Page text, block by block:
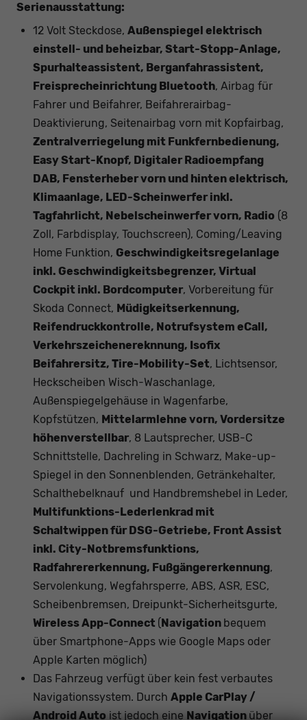
Serienausstattung:
12 Volt Steckdose, Außenspiegel elektrisch
einstell- und beheizbar, Start-Stopp-Anlage,
Spurhalteassistent, Berganfahrassistent,
Freisprecheinrichtung Bluetooth, Airbag für
Fahrer und Beifahrer, Beifahrerairbag-
Deaktivierung, Seitenairbag vorn mit Kopfairbag,
Zentralverriegelung mit Funkfernbedienung,
Easy Start-Knopf, Digitaler Radioempfang
DAB, Fensterheber vorn und hinten elektrisch,
Klimaanlage, LED-Scheinwerfer inkl.
Tagfahrlicht, Nebelscheinwerfer vorn, Radio (8
Zoll, Farbdisplay, Touchscreen), Coming/Leaving
Home Funktion, Geschwindigkeitsregelanlage
inkl. Geschwindigkeitsbegrenzer, Virtual
Cockpit inkl. Bordcomputer, Vorbereitung für
Skoda Connect, Müdigkeitserkennung,
Reifendruckkontrolle, Notrufsystem eCall,
Verkehrszeichenereknnung, Isofix
Beifahrersitz, Tire-Mobility-Set, Lichtsensor,
Heckscheiben Wisch-Waschanlage,
Außenspiegelgehäuse in Wagenfarbe,
Kopfstützen, Mittelarmlehne vorn, Vordersitze
höhenverstellbar, 8 Lautsprecher, USB-C
Schnittstelle, Dachreling in Schwarz, Make-up-
Spiegel in den Sonnenblenden, Getränkehalter,
Schalthebelknauf und Handbremshebel in Leder,
Multifunktions-Lederlenkrad mit
Schaltwippen für DSG-Getriebe, Front Assist
inkl. City-Notbremsfunktions,
Radfahrererkennung, Fußgängererkennung,
Servolenkung, Wegfahrsperre, ABS, ASR, ESC,
Scheibenbremsen, Dreipunkt-Sicherheitsgurte,
Wireless App-Connect ( Navigation bequem
über Smartphone-Apps wie Google Maps oder
Apple Karten möglich)
Das Fahrzeug verfügt über kein fest verbautes
Navigationssystem. Durch Apple CarPlay /
Android Auto ist jedoch eine Navigation über